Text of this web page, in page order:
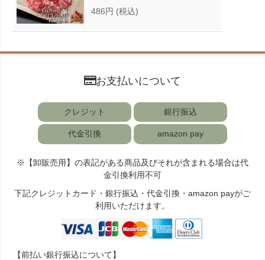
486円 (税込)
お支払いについて
クレジット 銀行振込
代金引換 amazon pay
※【卸販売用】の表記がある商品及びそれが含まれる場合は代
金引換利用不可
下記クレジットカード・銀行振込・代金引換・amazon payがご
利用いただけます。
【前払い銀行振込について】